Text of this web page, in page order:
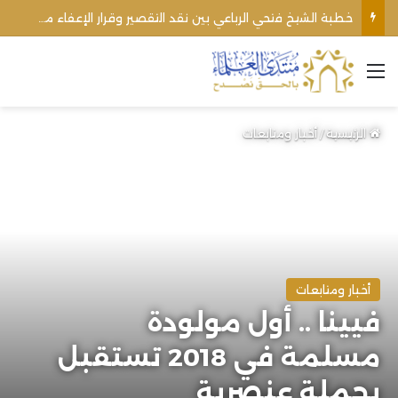
القائمة
الرئيسية/أخبار ومتابعات
أخبار ومتابعات
فيينا .. أول مولودة
مسلمة في 2018 تستقبل
بحملة عنصرية